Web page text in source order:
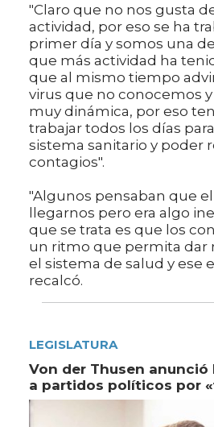
"Claro que no nos gusta
actividad, por eso se ha
primer día y somos una
que más actividad ha
que al mismo tiempo
virus que no conocemos
muy dinámica, por eso
trabajar todos los días
sistema sanitario y poder
contagios".
"Algunos pensaban que el
llegarnos pero era algo
que se trata es que los
un ritmo que permita dar
el sistema de salud y ese
recalcó.
LEGISLATURA
Von der Thusen
a partidos políticos por